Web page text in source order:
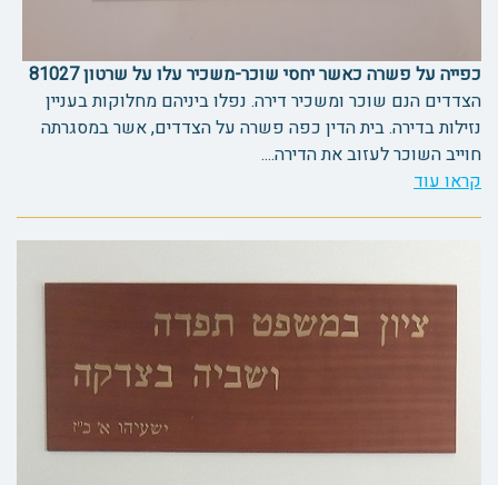
כפייה על פשרה כאשר יחסי שוכר-משכיר עלו על שרטון 81027
הצדדים הנם שוכר ומשכיר דירה. נפלו ביניהם מחלוקות בעניין
נזילות בדירה. בית הדין כפה פשרה על הצדדים, אשר במסגרתה
חוייב השוכר לעזוב את הדירה....
קראו עוד